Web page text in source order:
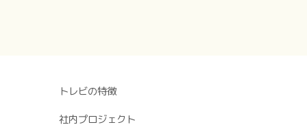
トレビの特徴
社内プロジェクト